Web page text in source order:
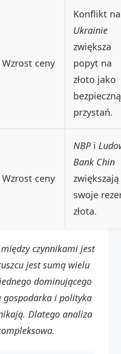
Wzrost ceny
Konflikt na
Ukrainie
zwiększa
popyt na
złoto jako
bezpieczną
przystań.
Wzrost ceny
NBPi
Bank Chin
zwiększają
swoje
złota.
czynnikami jest
jest sumą wielu
dominującego
gospodarka i polityka
Dlatego analiza